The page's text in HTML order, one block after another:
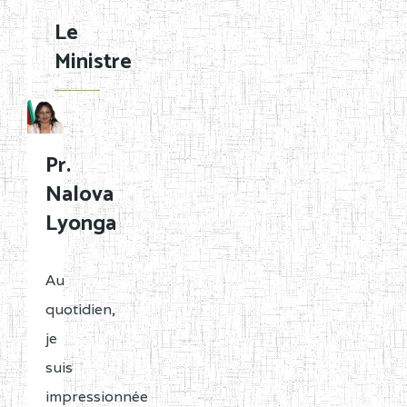
Le
Ministre
Pr.
Nalova
Lyonga
Au
quotidien,
je
suis
impressionnée